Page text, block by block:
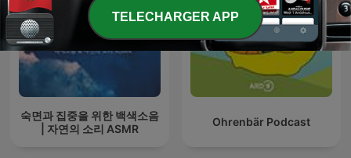
숙면과 집중을 위한 백색소음
| 자연의 소리 ASMR
Ohrenbär Podcast
TELECHARGER APP